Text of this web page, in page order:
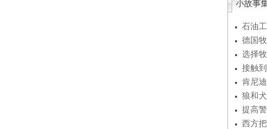
小故事
石油
德国
选择
接触
肯尼
狼和
提高
西方